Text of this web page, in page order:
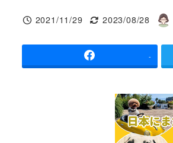
投稿日
2021/11/29
更新日
2023/08/28
著
-